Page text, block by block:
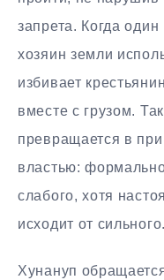
запрета. Когда
хозяин земли
избивает
вместе с грузом.
превращается в
властью:
слабого, хотя
исходит от сильного.
Хунануп